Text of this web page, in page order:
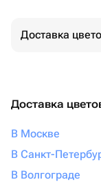
Доставка
Доставка
В Москве
В Санкт-
В Волгограде